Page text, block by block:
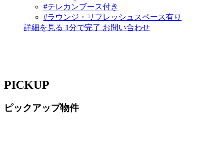
#テレカンブース付き
#ラウンジ・リフレッシュスペース有り
詳細を見る 1分で完了 お問い合わせ
PICKUP
ピックアップ物件